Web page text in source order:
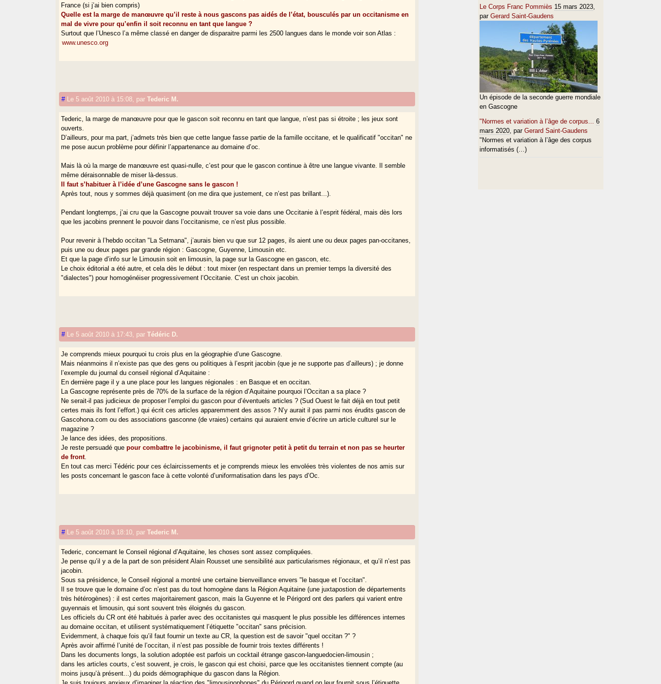
France (si j’ai bien compris)
Quelle est la marge de manœuvre qu’il reste à nous gascons pas aidés de l’état, bousculés par un occitanisme en
mal de vivre pour qu’enfin il soit reconnu en tant que langue ?
Surtout que l’Unesco l’a même classé en danger de disparaitre parmi les 2500 langues dans le monde voir son Atlas :
www.unesco.org
# Le 5 août 2010 à 15:08 parTederic M.
Tederic, la marge de manœuvre pour que le gascon soit reconnu en tant que langue, n’est pas si étroite ; les jeux sont
ouverts.
D’ailleurs, pour ma part, j’admets très bien que cette langue fasse partie de la famille occitane, et le qualificatif "occitan" ne
me pose aucun problème pour définir l’appartenance au domaine d’oc.
Mais là où la marge de manœuvre est quasi-nulle, c’est pour que le gascon continue à être une langue vivante. Il semble
même déraisonnable de miser là-dessus.
Il faut s’habituer à l’idée d’une Gascogne sans le gascon !
Après tout, nous y sommes déjà quasiment (on me dira que justement, ce n’est pas brillant...).
Pendant longtemps, j’ai cru que la Gascogne pouvait trouver sa voie dans une Occitanie à l’esprit fédéral, mais dès lors
que les jacobins prennent le pouvoir dans l’occitanisme, ce n’est plus possible.
Pour revenir à l’hebdo occitan "La Setmana", j’aurais bien vu que sur 12 pages, ils aient une ou deux pages pan-occitanes,
puis une ou deux pages par grande région : Gascogne, Guyenne, Limousin etc.
Et que la page d’info sur le Limousin soit en limousin, la page sur la Gascogne en gascon, etc.
Le choix éditorial a été autre, et cela dès le début : tout mixer (en respectant dans un premier temps la diversité des
"dialectes") pour homogénéiser progressivement l’Occitanie. C’est un choix jacobin.
# Le 5 août 2010 à 17:43 parTédéric D.
Je comprends mieux pourquoi tu crois plus en la géographie d’une Gascogne.
Mais néanmoins il n’existe pas que des gens ou politiques à l’esprit jacobin (que je ne supporte pas d’ailleurs) ; je donne
l’exemple du journal du conseil régional d’Aquitaine :
En dernière page il y a une place pour les langues régionales : en Basque et en occitan.
La Gascogne représente près de 70% de la surface de la région d’Aquitaine pourquoi l’Occitan a sa place ?
Ne serait-il pas judicieux de proposer l’emploi du gascon pour d’éventuels articles ? (Sud Ouest le fait déjà en tout petit
certes mais ils font l’effort.) qui écrit ces articles apparemment des assos ? N’y aurait il pas parmi nos érudits gascon de
Gascohona.com ou des associations gasconne (de vraies) certains qui auraient envie d’écrire un article culturel sur le
magazine ?
Je lance des idées, des propositions.
Je reste persuadé quepour combattre le jacobinisme, il faut grignoter petit à petit du terrain et non pas se heurter
de front.
En tout cas merci Tédéric pour ces éclaircissements et je comprends mieux les envolées très violentes de nos amis sur
les posts concernant le gascon face à cette volonté d’uniformatisation dans les pays d’Oc.
# Le 5 août 2010 à 18:10 parTederic M.
Tederic, concernant le Conseil régional d’Aquitaine, les choses sont assez compliquées.
Je pense qu’il y a de la part de son président Alain Rousset une sensibilité aux particularismes régionaux, et qu’il n’est pas
jacobin.
Sous sa présidence, le Conseil régional a montré une certaine bienveillance envers "le basque et l’occitan".
Il se trouve que le domaine d’oc n’est pas du tout homogène dans la Région Aquitaine (une juxtapostion de départements
très hétérogènes) : il est certes majoritairement gascon, mais la Guyenne et le Périgord ont des parlers qui varient entre
guyennais et limousin, qui sont souvent très éloignés du gascon.
Les officiels du CR ont été habitués à parler avec des occitanistes qui masquent le plus possible les différences internes
au domaine occitan, et utilisent systématiquement l’étiquette "occitan" sans précision.
Evidemment, à chaque fois qu’il faut fournir un texte au CR, la question est de savoir "quel occitan ?" ?
Après avoir affirmé l’unité de l’occitan, il n’est pas possible de fournir trois textes différents !
Dans les documents longs, la solution adoptée est parfois un cocktail étrange gascon-languedocien-limousin ;
dans les articles courts, c’est souvent, je crois, le gascon qui est choisi, parce que les occitanistes tiennent compte (au
moins jusqu’à présent...) du poids démographique du gascon dans la Région.
Le Corps Franc Pommiès 15 mars 2023,
par Gerard Saint-Gaudens
Un épisode de la seconde guerre mondiale
en Gascogne
"Normes et variation à l’âge de corpus... 6
mars 2020, par Gerard Saint-Gaudens
"Normes et variation à l’âge des corpus
informatisés (…)